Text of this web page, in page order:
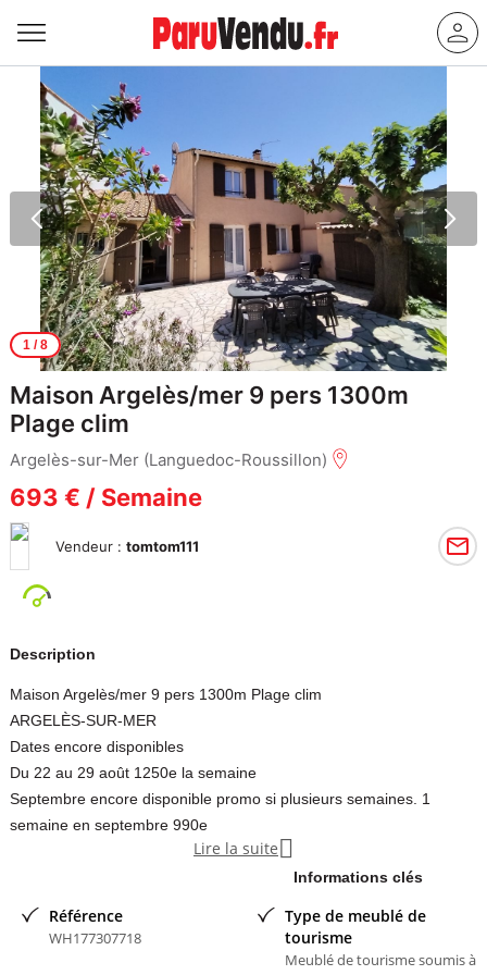
1/ 8
Maison Argelès/mer 9 pers 1300m
Plage clim
Argelès-sur-Mer (Languedoc-Roussillon)
693 € / Semaine
Vendeur : tomtom111
Description
Maison Argelès/mer 9 pers 1300m Plage clim
ARGELÈS-SUR-MER
Dates encore disponibles
Du 22 au 29 août 1250e la semaine
Septembre encore disponible promo si plusieurs semaines. 1
semaine en septembre 990e
Location saisonnière maison entière jusque 9 personnes.
Pour info, je suis superhôte sur Rbnb et classé maison coup de c?
ur, vous pouvez aller voir sur leur site les bons commentaires.
Du 19 au 31 juillet 2026 plus disponible.
Lire la suite 
Informations clés
Référence
WH177307718
Type de meublé de
tourisme
Meublé de tourisme soumis à